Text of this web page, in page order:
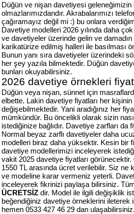
Düğün ve nişan davetiyesi
olmazlarımızdandır. Akrabalarımızı
çağıramayız değil mi :) bu onlara
Davetiye modelleri 2026 yılında daha
ve davetiyeler üzerinde gelin ve
karikatürize edilmiş halleri ile basılması
Bunun yanı sıra davetiyeler üzerindeki
her şey yazıla bilmektedir. Düğün
bunları okuyabilirsiniz.
2026 davetiye örnekleri
Düğün veya nişan, sünnet için
elbette. Lakin davetiye fiyatları her
değişebilmektedir. Yani aradığınız her
mümkündür. Bu öncelikli olarak sizin
istediğinize bağlıdır. Davetiye zarfları da
Normal beyaz zarflı davetiyeler daha
modelleri biraz daha yüksektir. Kesin bir
davetiye modellerimizi inceleyerek
vakit 2025 davetiye fiyatları
1550 TL arasında ücret verilebilir. Siz ne
ve modeline karar vermeniz yeterli.
inceleyerek fikrinizi paylaşa bilirsiniz.
ÜCRETSİZ dir. Model ile ilgili değişiklik
beğendiğiniz davetiye örneklerini ileterek
hemen 0533 427 46 29 dan ulaşabilirsiniz.